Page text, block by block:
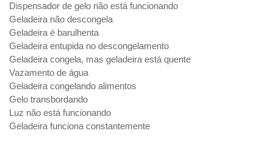
Dispensador de gelo não está funcionando
Geladeira não descongela
Geladeira é barulhenta
Geladeira entupida no descongelamento
Geladeira congela, mas geladeira está quente
Vazamento de água
Geladeira congelando alimentos
Gelo transbordando
Luz não está funcionando
Geladeira funciona constantemente